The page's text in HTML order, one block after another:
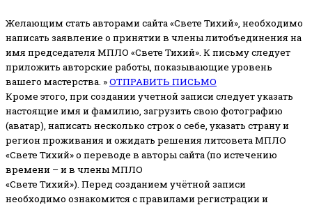
Желающим стать авторами сайта «Свете Тихий», необходимо
написать заявление о принятии в члены литобъединения на
имя председателя МПЛО «Свете Тихий». К письму следует
приложить авторские работы, показывающие уровень
вашего мастерства. »ОТПРАВИТЬ ПИСЬМО
Кроме этого, при создании учетной записи следует указать
настоящие имя и фамилию, загрузить свою фотографию
(аватар), написать несколько строк о себе, указать страну и
регион проживания и ожидать решения литсовета МПЛО
«Свете Тихий» о переводе в авторы сайта (по истечению
времени – и в члены МПЛО
«Свете Тихий»). Перед созданием учётной записи
необходимо ознакомится с правилами регистрации и